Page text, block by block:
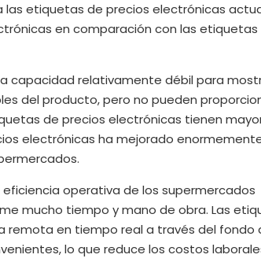
etiquetas de precios electrónicas
en comparación con las
relativamente débil para
del producto, pero no pueden
de precios electrónicas tienen
electrónicas ha mejorado
operativa de los
mucho tiempo y mano de obra. Las
en tiempo real a través del fondo
lo que reduce los costos